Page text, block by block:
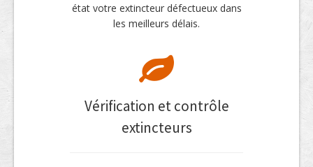
état votre extincteur défectueux dans
les meilleurs délais.
Vérification et contrôle
extincteurs